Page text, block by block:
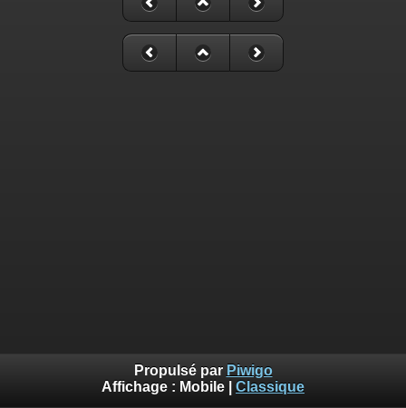
Propulsé par Piwigo
Affichage : Mobile Classique